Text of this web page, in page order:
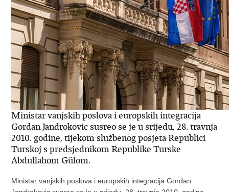
Ministar vanjskih poslova i europskih integracija
Gordan Jandrokovic susreo se je u srijedu, 28. travnja
2010. godine, tijekom službenog posjeta Republici
Turskoj s predsjednikom Republike Turske
Abdullahom Gülom.
Ministar vanjskih poslova i europskih integracija Gordan